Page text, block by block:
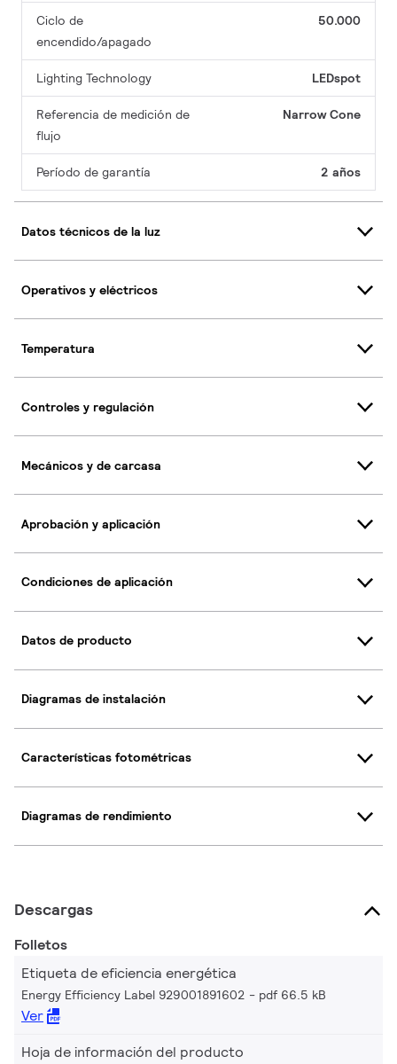
Ciclo de
encendido/apagado
50.000
Lighting Technology LEDspot
Referencia de medición de
flujo
Narrow Cone
Período de garantía 2 años
Datos técnicos de la luz
Operativos y eléctricos
Temperatura
Controles y regulación
Mecánicos y de carcasa
Aprobación y aplicación
Condiciones de aplicación
Datos de producto
Diagramas de instalación
Características fotométricas
Diagramas de rendimiento
Descargas
Folletos
Etiqueta de eficiencia energética
Energy Efficiency Label 929001891602 pdf 66.5 kB
Ver
Hoja de información del producto